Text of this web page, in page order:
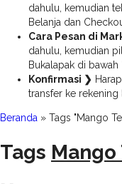
dahulu, kemudian
Belanja dan
Cara Pesan di
dahulu, kemudian
Bukalapak di
Konfirmasi ❯
transfer ke rekening
Beranda » Tags "Mango
Tags Mango